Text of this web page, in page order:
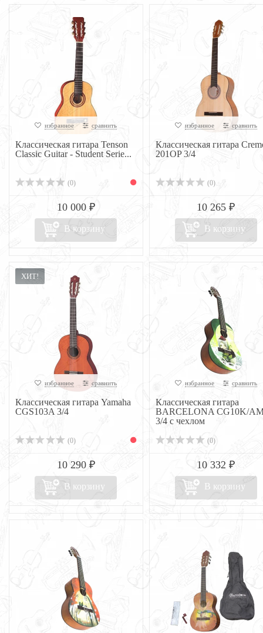
избранное сравнить
Классическая гитара Tenson
Classic Guitar - Student Serie...
(0)
10 000 ₽
В корзину
избранное сравнить
Классическая гитара
201OP 3/4
(0)
10 265 ₽
В корзину
ХИТ!
избранное сравнить
Классическая гитара Yamaha
CGS103A 3/4
(0)
10 290 ₽
В корзину
избранное сравнить
Классическая гитара
BARCELONA CG10K/
3/4 с чехлом
(0)
10 332 ₽
В корзину